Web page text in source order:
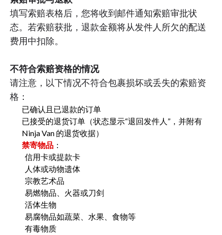
填写索赔表格后，您将收到邮件通知索赔审批状
态。若索赔获批，退款金额将从发件人所欠的配送
费用中扣除。
不符合索赔资格的情况
请注意，以下情况不符合包裹损坏或丢失的索赔资
格：
已确认且已退款的订单
已接受的退货订单（状态显示“退回发件人”，并附有
Ninja Van 的退货收据）
禁寄物品 ：
信用卡或提款卡
人体或动物遗体
宗教艺术品
易燃物品、火器或刀剑
活体生物
易腐物品如蔬菜、水果、食物等
有毒物质